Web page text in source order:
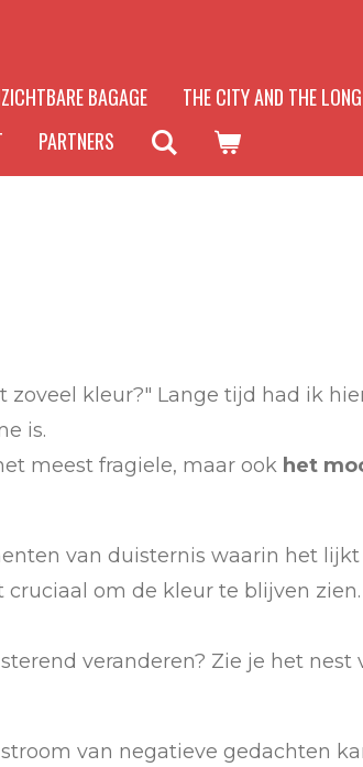
BAGAGE THE CITY AND THE
PARTNERS
kleur?" Lange tijd had ik
is.
meest fragiele, maar ook het
van duisternis waarin het
om de kleur te blijven
veranderen? Zie je het nest
van negatieve gedachten